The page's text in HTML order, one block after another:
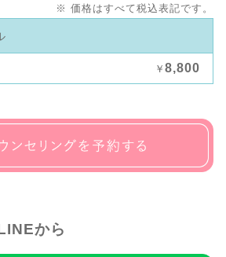
※ 価格はすべて税込表記です。
￥ 8,800
から